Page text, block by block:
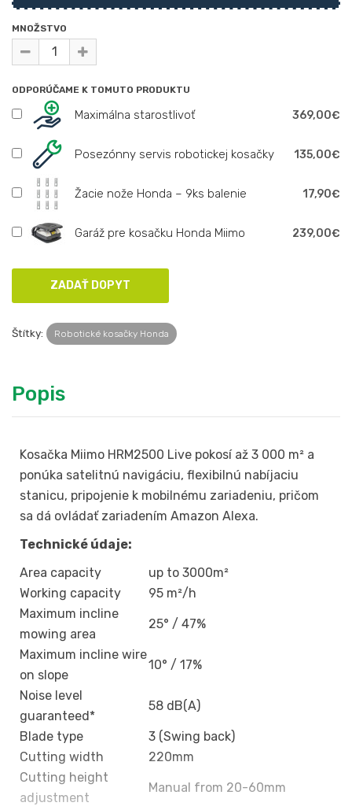
MNOŽSTVO
ODPORÚČAME K TOMUTO PRODUKTU
Maximálna starostlivoť 369,00€
Posezónny servis robotickej kosačky 135,00€
Žacie nože Honda – 9ks balenie 17,90€
Garáž pre kosačku Honda Miimo 239,00€
Štítky: Robotické kosačky Honda
Popis
Kosačka Miimo HRM2500 Live pokosí až 3 000 m² a
ponúka satelitnú navigáciu, flexibilnú nabíjaciu
stanicu, pripojenie k mobilnému zariadeniu, pričom
sa dá ovládať zariadením Amazon Alexa.
Technické údaje:
Area capacity
up to 3000m²
Working capacity
95 m²/h
Maximum incline
mowing area
25° / 47%
Maximum incline wire
on slope
10° / 17%
Noise level
guaranteed*
58 dB(A)
Blade type
3 (Swing back)
Cutting width
220mm
Cutting height
adjustment
Manual from 20-60mm